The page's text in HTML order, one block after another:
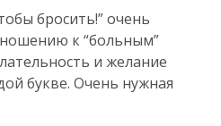
бросить!” очень
к “больным”
и желание
букве. Очень нужная